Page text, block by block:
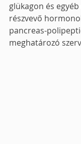
glükagon és
részvevő
pancreas-
meghatározó